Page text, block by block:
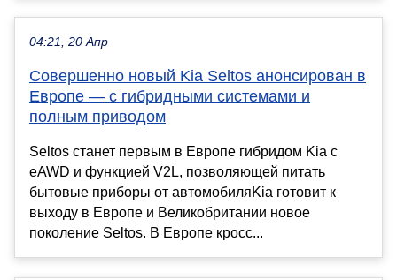
04:21, 20 Апр
Совершенно новый Kia Seltos анонсирован в
Европе — с гибридными системами и
полным приводом
Seltos станет первым в Европе гибридом Kia с
eAWD и функцией V2L, позволяющей питать
бытовые приборы от автомобиляKia готовит к
выходу в Европе и Великобритании новое
поколение Seltos. В Европе кросс...